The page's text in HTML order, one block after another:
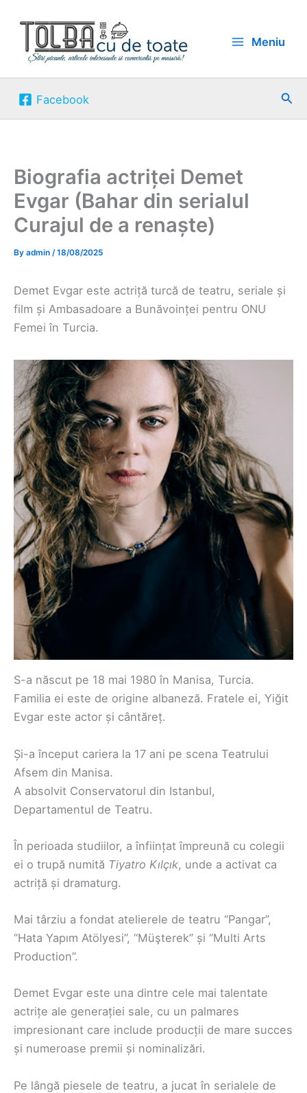
content
Meniu
Facebook
Biografia actriței Demet
Evgar (Bahar din serialul
Curajul de a renaște)
By admin /18/08/2025
Demet Evgar este actriță turcă de teatru, seriale și
film și Ambasadoare a Bunăvoinței pentru ONU
Femei în Turcia.
S-a născut pe 18 mai 1980 în Manisa, Turcia.
Familia ei este de origine albaneză. Fratele ei, Yiğit
Evgar este actor și cântăreț.
Și-a început cariera la 17 ani pe scena Teatrului
Afsem din Manisa.
A absolvit Conservatorul din Istanbul,
Departamentul de Teatru.
În perioada studiilor, a înființat împreună cu colegii
ei o trupă numită Tiyatro Kılçık, unde a activat ca
actriță și dramaturg.
Mai târziu a fondat atelierele de teatru “Pangar”,
“Hata Yapım Atölyesi”, “Müşterek” și “Multi Arts
Production”.
Demet Evgar este una dintre cele mai talentate
actrițe ale generației sale, cu un palmares
impresionant care include producții de mare succes
și numeroase premii și nominalizări.
Pe lângă piesele de teatru, a jucat în serialele de